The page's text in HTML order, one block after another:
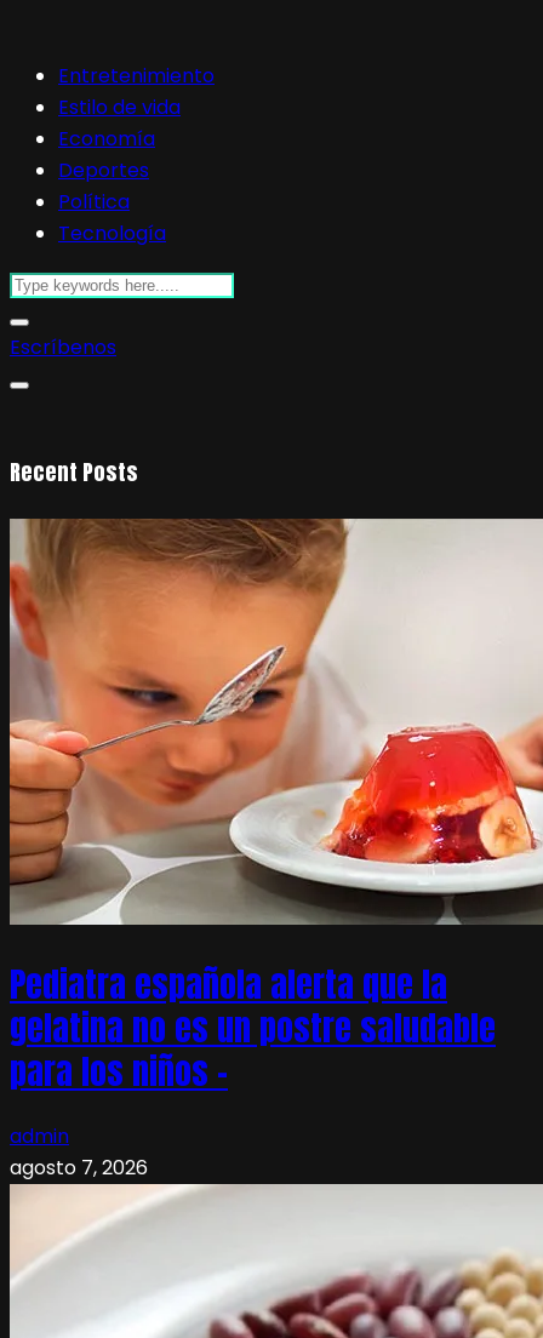
Entretenimiento
Estilo de vida
Economía
Deportes
Política
Tecnología
Escríbenos
Recent Posts
Pediatra española alerta que la
gelatina no es un postre saludable
para los niños –
admin
agosto 7, 2026